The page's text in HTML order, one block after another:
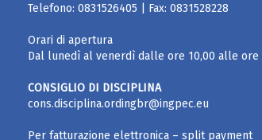
Telefono: 0831526405 | Fax: 0831528228
Orari di apertura
Dal lunedì al venerdì dalle ore 10,00 alle ore
CONSIGLIO DI DISCIPLINA
cons.disciplina.ordingbr@ingpec.eu
Per fatturazione elettronica – split payment